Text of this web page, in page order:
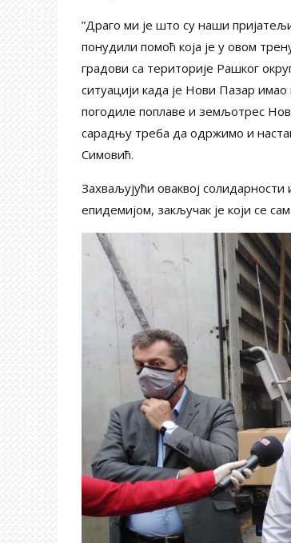
”Драго ми је што су наши
понудили помоћ која је у овом
градови са територије Рашког
ситуацији када је Нови Пазар
погодиле поплаве и земљотрес
сарадњу треба да одржимо и
Симовић.
Захваљујући оваквој
епидемијом, закључак је који се